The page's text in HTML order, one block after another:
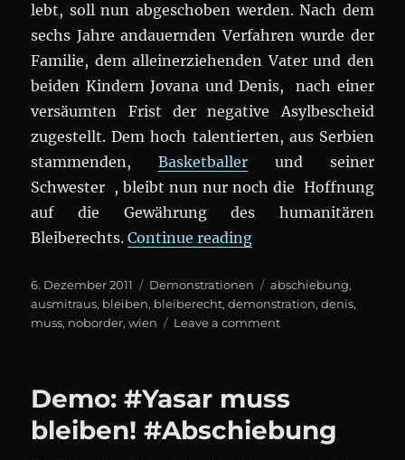
lebt, soll nun abgeschoben werden. Nach dem
sechs Jahre andauernden Verfahren wurde der
Familie, dem alleinerziehenden Vater und den
beiden Kindern Jovana und Denis, nach einer
versäumten Frist der negative Asylbescheid
zugestellt. Dem hoch talentierten, aus Serbien
stammenden,Basketballer und seiner
Schwester , bleibt nun nur noch die Hoffnung
auf die Gewährung des humanitären
Bleiberechts.Continue reading„Demo: Denis und
Posted
on
6. Dezember 2011 Categories
Demonstrationen Tags
abschiebung,
ausmitraus, bleiben, bleiberecht,demonstration,denis,
muss, noborder,wien Leave a commenton
seine
gehören
Demo: #Yasar muss
bleiben! #Abschiebung